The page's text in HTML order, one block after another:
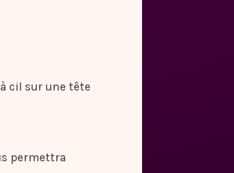
cil sur une tête
permettra